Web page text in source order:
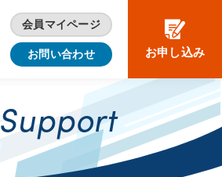
会員マイページ
お問い合わせ お申し込み
Support